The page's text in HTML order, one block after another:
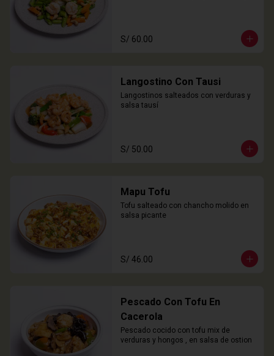
S/ 60.00
Langostino Con Tausi
Langostinos salteados con verduras y
salsa tausí
S/ 50.00
Mapu Tofu
Tofu salteado con chancho molido en
salsa picante
S/ 46.00
Pescado Con Tofu En
Cacerola
Pescado cocido con tofu mix de
verduras y hongos , en salsa de ostion